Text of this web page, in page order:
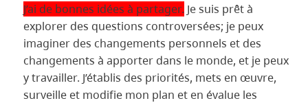
J’ai de bonnes idées à partager. Je suis prêt à
explorer des questions controversées; je peux
imaginer des changements personnels et des
changements à apporter dans le monde, et je peux
y travailler. J’établis des priorités, mets en œuvre,
surveille et modifie mon plan et en évalue les